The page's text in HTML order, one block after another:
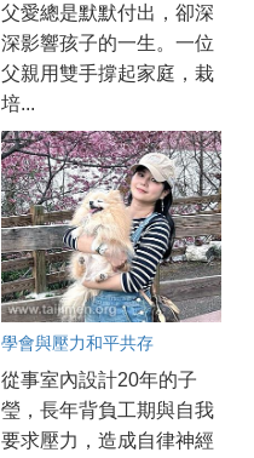
父愛總是默默付出，卻深
深影響孩子的一生。一位
父親用雙手撐起家庭，栽
培...
學會與壓力和平共存
從事室內設計20年的子
瑩，長年背負工期與自我
要求壓力，造成自律神經